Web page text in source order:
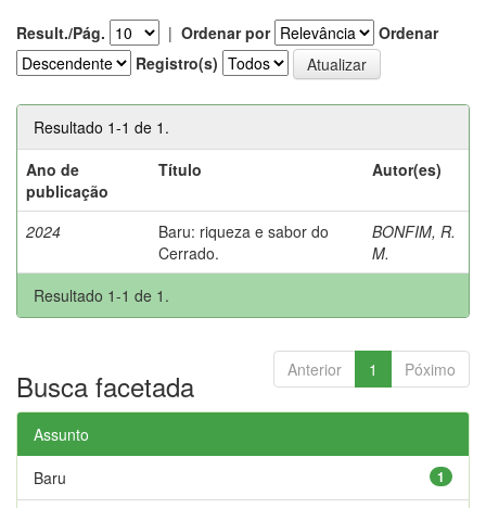
Result./Pág. | Ordenar por
Ordenar
Registro(s)
Resultado 1-1 de 1.
Ano de
publicação
Título Autor(es)
2024
Baru: riqueza e sabor do
Cerrado.
BONFIM, R.
M.
Resultado 1-1 de 1.
Anterior 1 Póximo
Busca facetada
Assunto
1
Baru